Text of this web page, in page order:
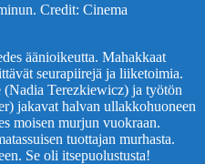
Credit: Cinema
äänioikeutta. Mahakkaat
seurapiirejä ja liiketoimia.
Terezkiewicz) ja työtön
jakavat halvan ullakkohuoneen
moisen murjun vuokraan.
tuottajan murhasta.
Se oli itsepuolustusta!